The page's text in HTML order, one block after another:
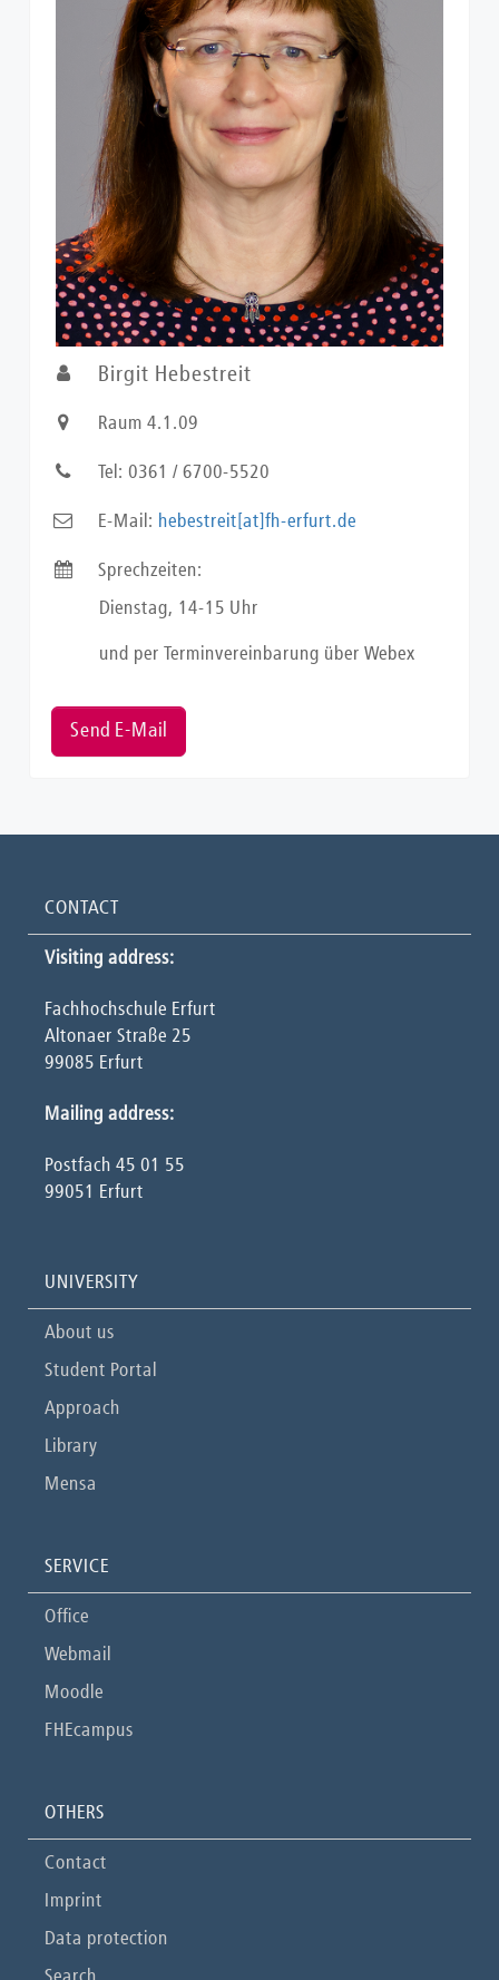
Birgit Hebestreit
Raum 4.1.09
Tel: 0361 / 6700-5520
E-Mail: hebestreit[at]fh-erfurt.de
Sprechzeiten:
Dienstag, 14-15 Uhr
und per Terminvereinbarung über Webex
Send E-Mail
CONTACT
Visiting address:
Fachhochschule Erfurt
Altonaer Straße 25
99085 Erfurt
Mailing address:
Postfach 45 01 55
99051 Erfurt
UNIVERSITY
About us
Student Portal
Approach
Library
Mensa
SERVICE
Office
Webmail
Moodle
FHEcampus
OTHERS
Contact
Imprint
Data protection